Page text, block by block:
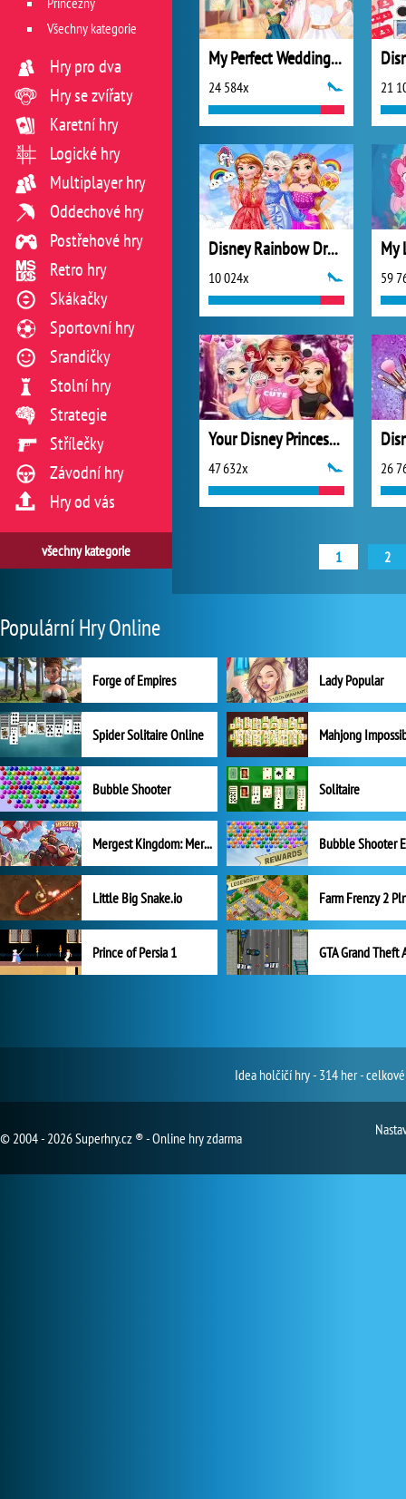
My Perfect Wedding Planner
24 584x 21
Disney Rainbow Dressup
10 024x 59
Your Disney Princess Style
47 632x 26
1 2
Všechny kategorie
Hry pro dva
Hry se zvířaty
Karetní hry
Logické hry
Multiplayer hry
Oddechové hry
Postřehové hry
Retro hry
Skákačky
Sportovní hry
Srandičky
Stolní hry
Strategie
Střílečky
Závodní hry
Hry od vás
všechny kategorie
Populární Hry Online
Forge of Empires Lady Popular
Spider Solitaire Online Mahjong
Bubble Shooter Solitaire
Mergest Kingdom: Merge Puzzle
Little Big Snake.io
Prince of Persia 1 GTA Grand Theft
Idea holčičí hry - 314 her -
© 2004 - 2026 Superhry.cz ® - Online hry zdarma